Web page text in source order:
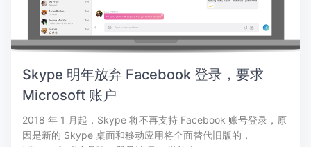
Skype 明年放弃 Facebook 登录，要求
Microsoft 账户
2018 年 1 月起，Skype 将不再支持 Facebook 账号登录，原
因是新的 Skype 桌面和移动应用将全面替代旧版的，